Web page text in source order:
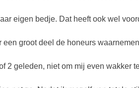
eigen bedje. Dat heeft ook wel
een groot deel de honeurs
2 geleden, niet om mij even wakker